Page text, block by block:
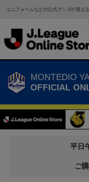
ユニフォームなどの公式グッズが買える
MONTEDIO
OFFICIAL
平日
ご